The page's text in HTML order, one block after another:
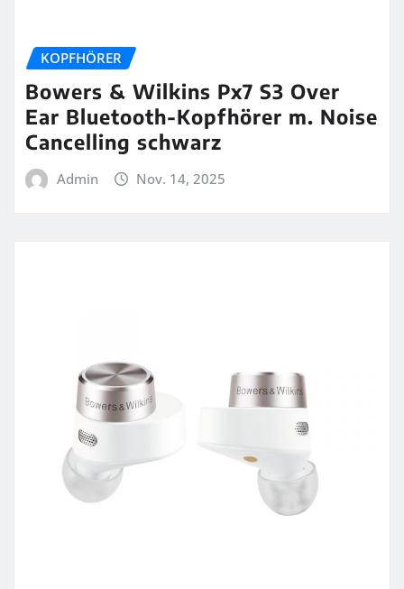
KOPFHÖRER
Bowers & Wilkins Px7 S3 Over
Ear Bluetooth-Kopfhörer m. Noise
Cancelling schwarz
Admin Nov. 14, 2025